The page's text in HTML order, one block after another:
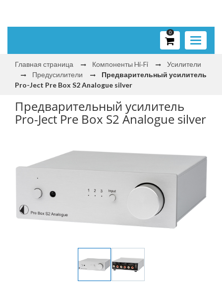
Toggle
0
Главная страница Компоненты Hi‑Fi
Усилители
Предусилители
Предварительный усилитель
Pro-Ject Pre Box S2 Analogue silver
Предварительный усилитель
Pro-Ject Pre Box S2 Analogue silver